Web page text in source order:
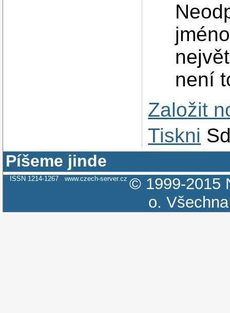
není
Založit
Tiskni
Píšeme jinde
ISSN 1214-1267 www.czech-server.cz © 1999-2015
o.